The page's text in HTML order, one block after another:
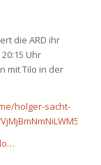
die ARD ihr
Uhr
mit Tilo in der
holger-sacht-